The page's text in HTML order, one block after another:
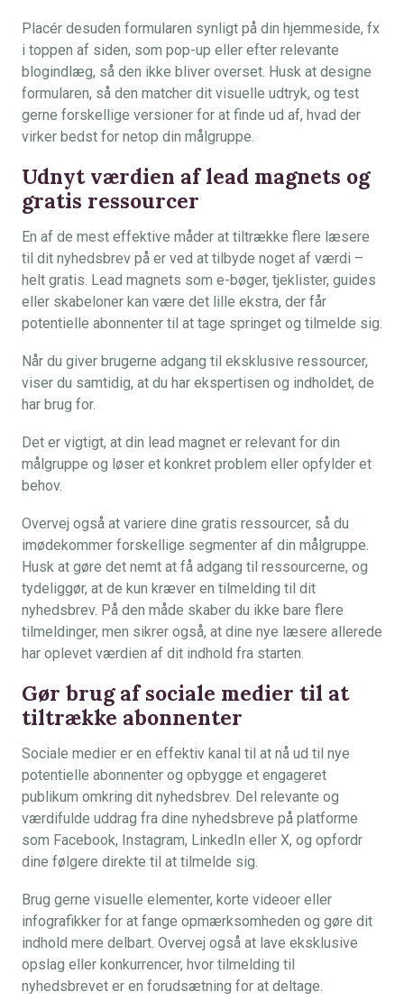
Placér desuden formularen synligt på din hjemmeside, fx
i toppen af siden, som pop-up eller efter relevante
blogindlæg, så den ikke bliver overset. Husk at designe
formularen, så den matcher dit visuelle udtryk, og test
gerne forskellige versioner for at finde ud af, hvad der
virker bedst for netop din målgruppe.
Udnyt værdien af lead magnets og
gratis ressourcer
En af de mest effektive måder at tiltrække flere læsere
til dit nyhedsbrev på er ved at tilbyde noget af værdi –
helt gratis. Lead magnets som e-bøger, tjeklister, guides
eller skabeloner kan være det lille ekstra, der får
potentielle abonnenter til at tage springet og tilmelde sig.
Når du giver brugerne adgang til eksklusive ressourcer,
viser du samtidig, at du har ekspertisen og indholdet, de
har brug for.
Det er vigtigt, at din lead magnet er relevant for din
målgruppe og løser et konkret problem eller opfylder et
behov.
Overvej også at variere dine gratis ressourcer, så du
imødekommer forskellige segmenter af din målgruppe.
Husk at gøre det nemt at få adgang til ressourcerne, og
tydeliggør, at de kun kræver en tilmelding til dit
nyhedsbrev. På den måde skaber du ikke bare flere
tilmeldinger, men sikrer også, at dine nye læsere allerede
har oplevet værdien af dit indhold fra starten.
Gør brug af sociale medier til at
tiltrække abonnenter
Sociale medier er en effektiv kanal til at nå ud til nye
potentielle abonnenter og opbygge et engageret
publikum omkring dit nyhedsbrev. Del relevante og
værdifulde uddrag fra dine nyhedsbreve på platforme
som Facebook, Instagram, LinkedIn eller X, og opfordr
dine følgere direkte til at tilmelde sig.
Brug gerne visuelle elementer, korte videoer eller
infografikker for at fange opmærksomheden og gøre dit
indhold mere delbart. Overvej også at lave eksklusive
opslag eller konkurrencer, hvor tilmelding til
nyhedsbrevet er en forudsætning for at deltage.